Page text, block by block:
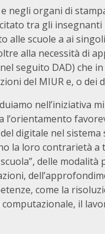
negli organi di
tra gli
alle scuole a ai
alla necessità di
seguito DAD) che
del MIUR e, o dei
nell’iniziativa
digitale nel
la loro contrarietà
delle
come la
il